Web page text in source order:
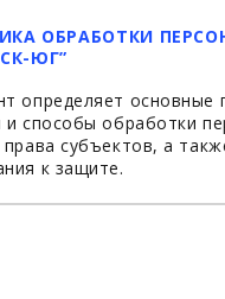
ОБРАБОТКИ
ЮГ”
определяет основные
и способы обработки
субъектов, а
к защите.